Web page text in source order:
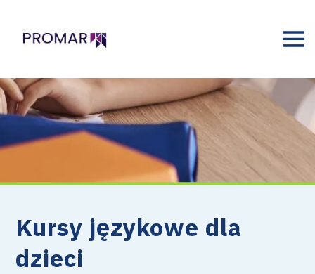
Kursy językowe dla
dzieci